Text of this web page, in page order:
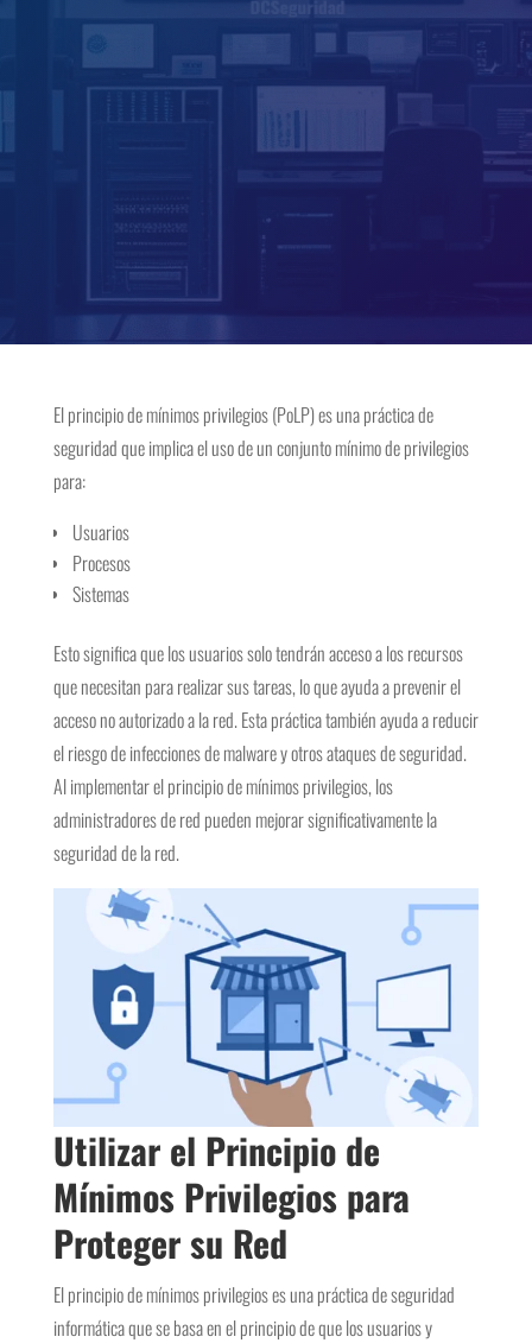
El principio de mínimos privilegios (PoLP) es una práctica de
seguridad que implica el uso de un conjunto mínimo de privilegios
para:
Usuarios
Procesos
Sistemas
Esto significa que los usuarios solo tendrán acceso a los recursos
que necesitan para realizar sus tareas, lo que ayuda a prevenir el
acceso no autorizado a la red. Esta práctica también ayuda a reducir
el riesgo de infecciones de malware y otros ataques de seguridad.
Al implementar el principio de mínimos privilegios, los
administradores de red pueden mejorar significativamente la
seguridad de la red.
Utilizar el Principio de
Mínimos Privilegios para
Proteger su Red
El principio de mínimos privilegios es una práctica de seguridad
informática que se basa en el principio de que los usuarios y